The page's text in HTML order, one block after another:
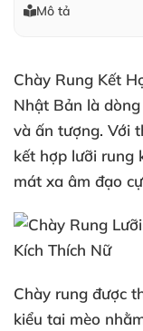
Mô tả
Chày Rung Kết
Nhật Bản là
và ấn tượng. Với
kết hợp lưỡi rung
mát xa âm đạo
Chày rung được
kiểu tai mèo